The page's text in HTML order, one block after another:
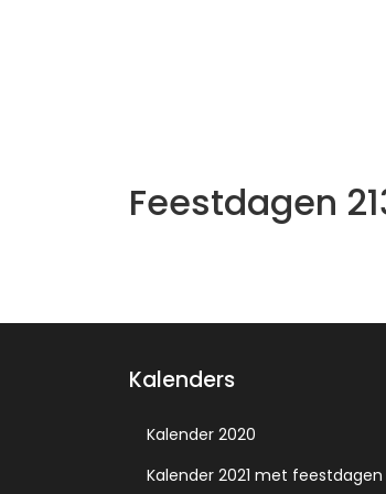
Feestdagen
Kalenders
Kalender 2020
Kalender 2021 met feestdagen